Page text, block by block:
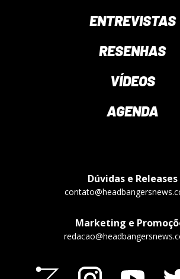
ENTREVISTAS
RESENHAS
VÍDEOS
AGENDA
Dúvidas e Releases
Marketing e